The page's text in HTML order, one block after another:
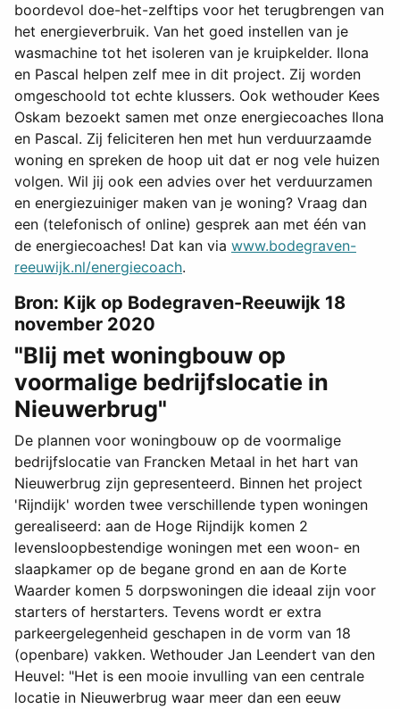
boordevol doe-het-zelftips voor het terugbrengen van
het energieverbruik. Van het goed instellen van je
wasmachine tot het isoleren van je kruipkelder. Ilona
en Pascal helpen zelf mee in dit project. Zij worden
omgeschoold tot echte klussers. Ook wethouder Kees
Oskam bezoekt samen met onze energiecoaches Ilona
en Pascal. Zij feliciteren hen met hun verduurzaamde
woning en spreken de hoop uit dat er nog vele huizen
volgen. Wil jij ook een advies over het verduurzamen
en energiezuiniger maken van je woning? Vraag dan
een (telefonisch of online) gesprek aan met één van
de energiecoaches! Dat kan via www.bodegraven-
reeuwijk.nl/energiecoach.
Bron: Kijk op Bodegraven-Reeuwijk 18
november 2020
"Blij met woningbouw op
voormalige bedrijfslocatie in
Nieuwerbrug"
De plannen voor woningbouw op de voormalige
bedrijfslocatie van Francken Metaal in het hart van
Nieuwerbrug zijn gepresenteerd. Binnen het project
'Rijndijk' worden twee verschillende typen woningen
gerealiseerd: aan de Hoge Rijndijk komen 2
levensloopbestendige woningen met een woon- en
slaapkamer op de begane grond en aan de Korte
Waarder komen 5 dorpswoningen die ideaal zijn voor
starters of herstarters. Tevens wordt er extra
parkeergelegenheid geschapen in de vorm van 18
(openbare) vakken. Wethouder Jan Leendert van den
Heuvel: "Het is een mooie invulling van een centrale
locatie in Nieuwerbrug waar meer dan een eeuw